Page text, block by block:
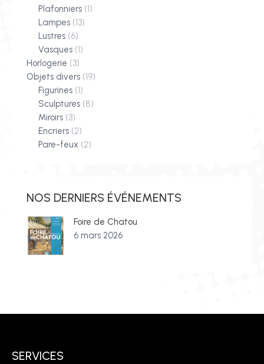
Plafonniers (1)
Lampes (13)
Lustres (6)
Vasques (1)
Horlogerie (3)
Objets divers (19)
Figurines (1)
Sculptures (8)
Miroirs (3)
Encriers (2)
Pare-feux (2)
NOS DERNIERS ÉVÉNEMENTS
Foire de Chatou
6 mars 2026
SERVICES